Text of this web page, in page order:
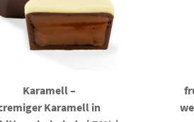
Karamell –
Karamell in